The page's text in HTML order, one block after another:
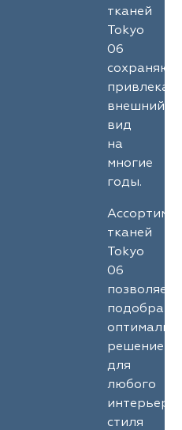
тканей
Tokyo
06
сохраняют
внешний
вид
на
многие
годы.
тканей
Tokyo
06
позволяет
подобрать
решение
для
любого
стиля